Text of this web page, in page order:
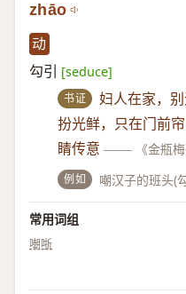
zhāo
动
勾引 [seduce]
书证
妇人在家，
扮光鲜，只在门前
睛传意 —— 《金瓶梅
例如 嘲汉子的班头(
常用词组
嘲哳